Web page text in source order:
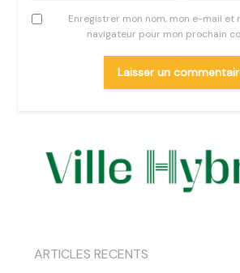
Enregistrer mon nom, mon e-mail et
navigateur pour mon prochain
ARTICLES RECENTS